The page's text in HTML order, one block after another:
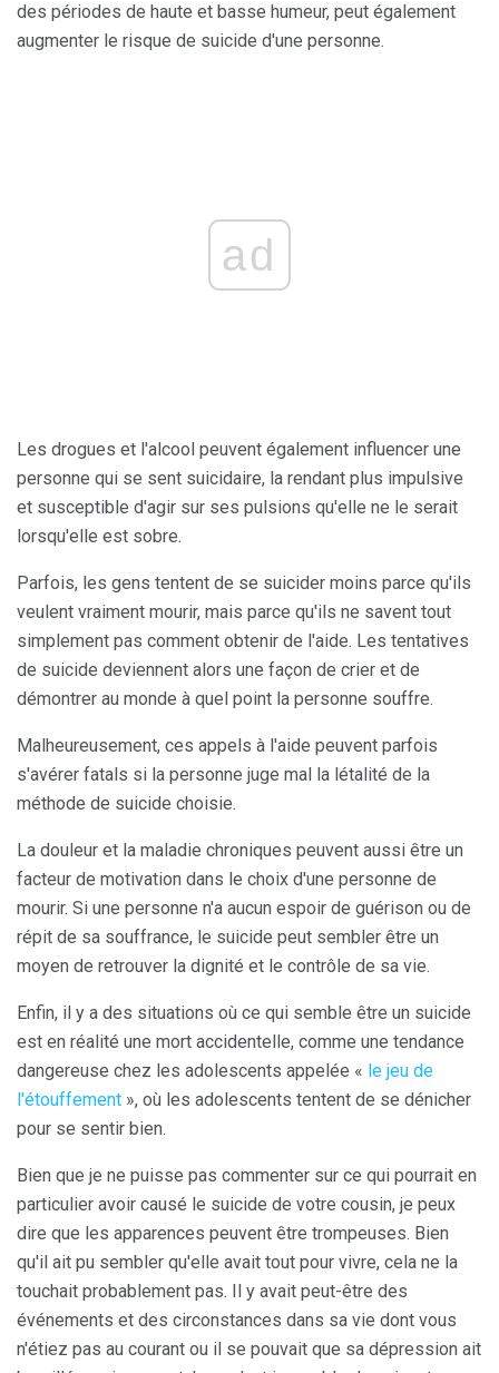
des périodes de haute et basse humeur, peut également
augmenter le risque de suicide d'une personne.
ad
Les drogues et l'alcool peuvent également influencer une
personne qui se sent suicidaire, la rendant plus impulsive
et susceptible d'agir sur ses pulsions qu'elle ne le serait
lorsqu'elle est sobre.
Parfois, les gens tentent de se suicider moins parce qu'ils
veulent vraiment mourir, mais parce qu'ils ne savent tout
simplement pas comment obtenir de l'aide. Les tentatives
de suicide deviennent alors une façon de crier et de
démontrer au monde à quel point la personne souffre.
Malheureusement, ces appels à l'aide peuvent parfois
s'avérer fatals si la personne juge mal la létalité de la
méthode de suicide choisie.
La douleur et la maladie chroniques peuvent aussi être un
facteur de motivation dans le choix d'une personne de
mourir. Si une personne n'a aucun espoir de guérison ou de
répit de sa souffrance, le suicide peut sembler être un
moyen de retrouver la dignité et le contrôle de sa vie.
Enfin, il y a des situations où ce qui semble être un suicide
est en réalité une mort accidentelle, comme une tendance
dangereuse chez les adolescents appelée « le jeu de
l'étouffement », où les adolescents tentent de se dénicher
pour se sentir bien.
Bien que je ne puisse pas commenter sur ce qui pourrait en
particulier avoir causé le suicide de votre cousin, je peux
dire que les apparences peuvent être trompeuses. Bien
qu'il ait pu sembler qu'elle avait tout pour vivre, cela ne la
touchait probablement pas. Il y avait peut-être des
événements et des circonstances dans sa vie dont vous
n'étiez pas au courant ou il se pouvait que sa dépression ait